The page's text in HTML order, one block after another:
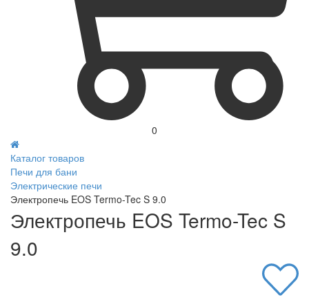
0
Каталог товаров
Печи для бани
Электрические печи
Электропечь EOS Termo-Tec S 9.0
Электропечь EOS Termo-Tec S
9.0